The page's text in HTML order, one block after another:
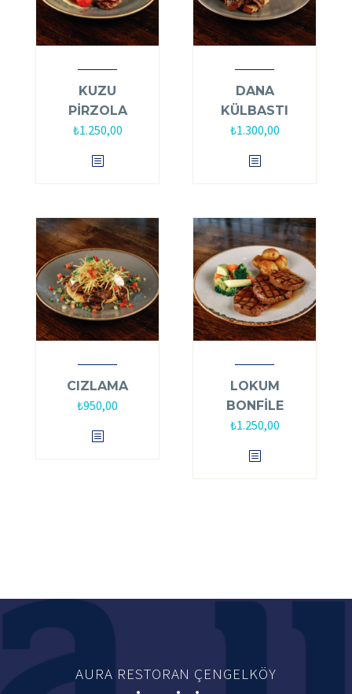
KUZU
PİRZOLA
₺1.250,00
DANA
KÜLBASTI
₺1.300,00
CIZLAMA
₺950,00
LOKUM
BONFİLE
₺1.250,00
AURA RESTORAN ÇENGELKÖY